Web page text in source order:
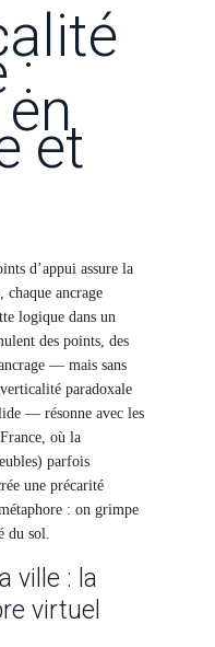
:
et
d’appui assure la
chaque ancrage
logique dans un
des points, des
— mais sans
paradoxale
— résonne avec les
où la
parfois
une précarité
: on grimpe
du sol.
ville : la
virtuel